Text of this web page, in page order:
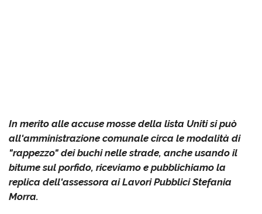
In merito alle accuse mosse della lista Uniti si può
all'amministrazione comunale circa le modalità di
"rappezzo" dei buchi nelle strade, anche usando il
bitume sul porfido, riceviamo e pubblichiamo la
replica dell'assessora ai Lavori Pubblici Stefania
Morra.